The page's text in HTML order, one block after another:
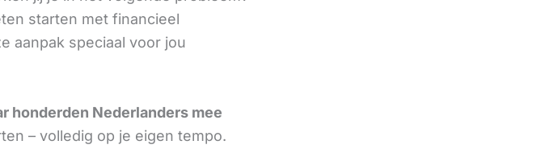
starten met financieel
aanpak speciaal voor jou
honderden Nederlanders mee
– volledig op je eigen tempo.